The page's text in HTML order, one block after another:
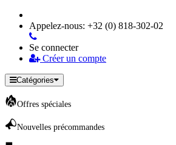
Appelez-nous: +32 (0) 818-302-02
Se connecter
Créer un compte
Catégories
Offres spéciales
Nouvelles précommandes